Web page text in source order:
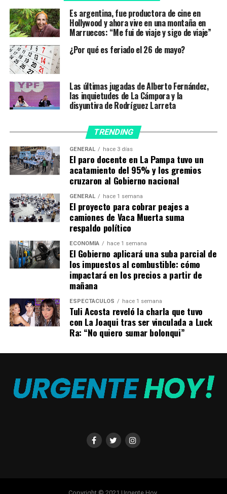
A ellos se suman Omar Gutiérrez, gobernador de
Neuquén; Arabela Carreras, de Río Negro; Alberto
Rodríguez Saá, de San Luis; Alicia Kirchner, de Santa
Cruz; Omar Perotti, de Santa Fe; y Gustavo Melella, de
Tierra del Fuego.
Ayer se llevó a cabo la primera consulta, también en
forma virtual, con los gobernadores de Jujuy, Salta,
Formosa, Chaco, Entre Ríos, Corrientes, Tucumán,
Misiones, Catamarca, Santiago del Estero, La Rioja, y San
Juan.
Este martes, se llevó a cabo la primera consulta,
también en forma virtual, con los gobernadores de Jujuy,
Salta, Formosa, Chaco, Entre Ríos, Corrientes,
Tucumán, Misiones, Catamarca, Santiago del Estero, La
Rioja, y San Juan.
TEMAS RELACIONADOS: ALBERTO FERNANDEZ
GOBERNADORES
PRESIDENTE
A CONTINUACIÓN
Lanzan una plataforma para medir la capacidad inmune
en pacientes vacunados y recuperados
NO TE PIERDAS
Acordaron un aumento del 35 por ciento en el salario
mínimo en siete tramos
Es argentina, fue productora de cine en
Hollywood y ahora vive en una montaña en
Marruecos: “Me fui de viaje y sigo de viaje”
¿Por qué es feriado el 26 de mayo?
Las últimas jugadas de Alberto Fernández,
las inquietudes de La Cámpora y la
disyuntiva de Rodríguez Larreta
TRENDING
GENERAL hace 3 días
El paro docente en La Pampa tuvo un
acatamiento del 95% y los gremios
cruzaron al Gobierno nacional
GENERAL hace 1 semana
El proyecto para cobrar peajes a
camiones de Vaca Muerta suma
respaldo político
ECONOMÍA hace 1 semana
El Gobierno aplicará una suba parcial de
los impuestos al combustible: cómo
impactará en los precios a partir de
mañana
ESPECTÁCULOS hace 1 semana
Tuli Acosta reveló la charla que tuvo
con La Joaqui tras ser vinculada a Luck
Ra: “No quiero sumar bolonqui”